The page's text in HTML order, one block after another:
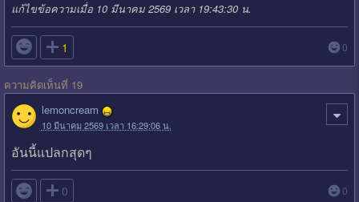
แก้ไขข้อความเมื่อ 10 มีนาคม 2569 เวลา 19:43:30 น.
 1 0
ความคิดเห็นที่ 19
lemoncream
10 มีนาคม 2569 เวลา 16:29:06 น.
อันนี้แปลกสุดๆ
 0 0